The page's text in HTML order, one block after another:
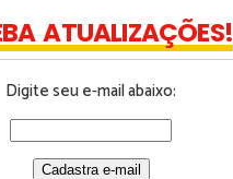
ATUALIZAÇÕES!
Digite seu e-mail abaixo: